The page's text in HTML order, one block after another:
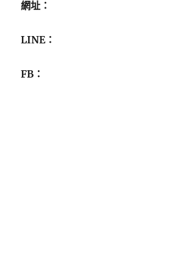
網址：
LINE：
FB：